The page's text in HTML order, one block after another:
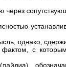
через
однако,
фактом, с